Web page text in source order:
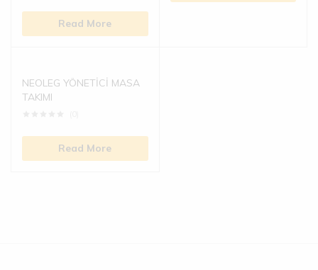
Read More
NEOLEG YÖNETİCİ MASA
TAKIMI
Read More